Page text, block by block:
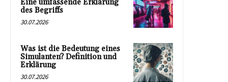
Eine umfassende Erklärung
des Begriffs
30.07.2026
Was ist die Bedeutung eines
Simulanten? Definition und
Erklärung
30.07.2026